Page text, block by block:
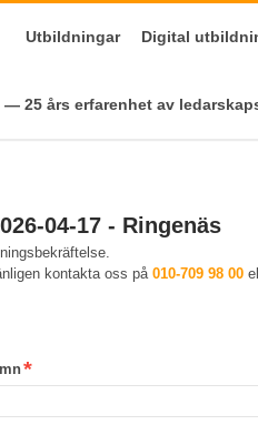
Utbildningar Digital
— 25 års erfarenhet av
04-17 - Ringenäs
kontakta oss på 010-709 98 00